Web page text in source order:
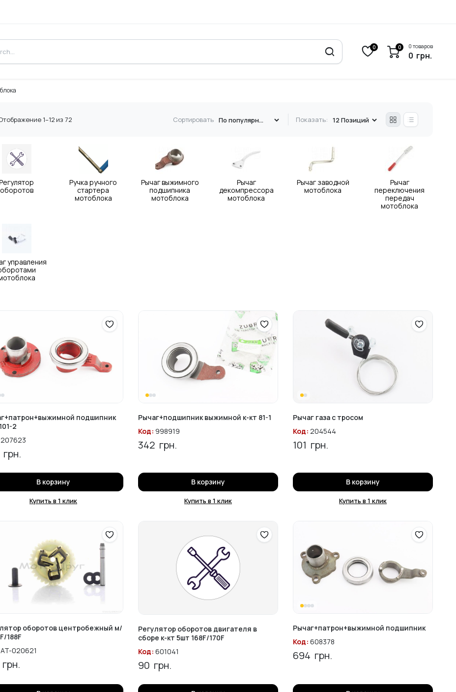
0 0 0 товаров
0 грн.
1–12 из 72 Сортировать Показать:
оборотов
Ручка ручного
стартера
мотоблока
Рычаг выжимного
подшипника
мотоблока
Рычаг
декомпрессора
мотоблока
Рычаг заводной
мотоблока
Рычаг
переключения
передач
мотоблока
управления
подшипник
2
207623
грн.
В корзину
Купить в 1 клик
Рычаг+подшипник выжимной к-кт 81-1
Код: 998919
342 грн.
В корзину
Купить в 1 клик
Рычаг газа с тросом
Код: 204544
101 грн.
В корзину
Купить в 1 клик
оборотов центробежный м/
188F
AT-020621
грн.
Регулятор оборотов двигателя в
сборе к-кт 5шт 168F/170F
Код: 601041
90 грн.
Рычаг+патрон+выжимной подшипник
Код: 608378
694 грн.